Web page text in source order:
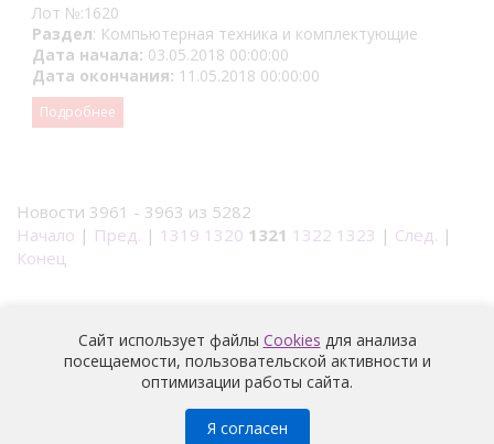
Лот №:1620
Раздел: Компьютерная техника и комплектующие
Дата начала: 03.05.2018 00:00:00
Дата окончания: 11.05.2018 00:00:00
Подробнее
Новости 3961 - 3963 из 5282
Начало | Пред. | 1319 1320 1321 1322 1323 | След. |
Конец
© 2026 | Политика конфиденциальности
Сайт использует файлы Cookies для анализа
посещаемости, пользовательской активности и
оптимизации работы сайта.
Я согласен